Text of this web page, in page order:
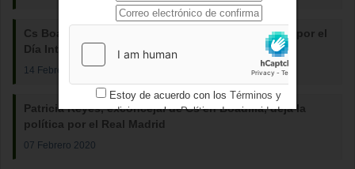
Cs Boadilla impulsa una declaración institucional por el
Día Internacional de la Mujer
14 Febrero 2020
Patricia Reyes, exconcejal de Cs en Boadilla, deja la
política por el Real Madrid
07 Febrero 2020
Estoy de acuerdo con los Términos y
condicionesy losPolítica de privacidad